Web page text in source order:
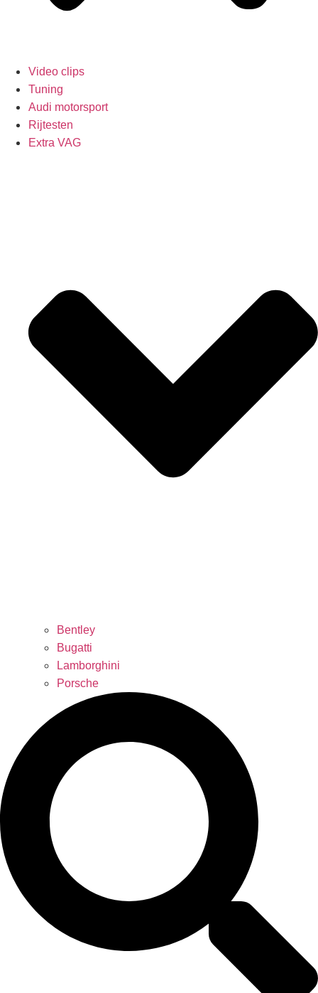
Video clips
Tuning
Audi motorsport
Rijtesten
Extra VAG
Bentley
Bugatti
Lamborghini
Porsche